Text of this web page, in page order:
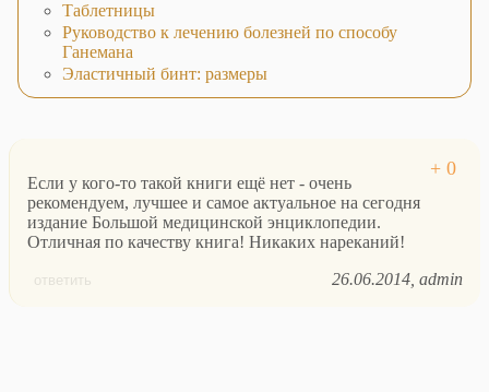
Таблетницы
Руководство к лечению болезней по способу
Ганемана
Эластичный бинт: размеры
Если у кого-то такой книги ещё нет - очень
рекомендуем, лучшее и самое актуальное на сегодня
издание Большой медицинской энциклопедии.
Отличная по качеству книга! Никаких нареканий!
ответить 26.06.2014 admin